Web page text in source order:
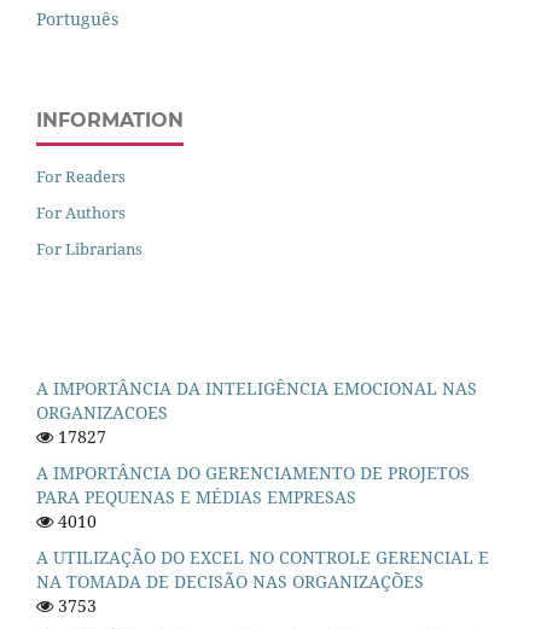
Português
INFORMATION
For Readers
For Authors
For Librarians
A IMPORTÂNCIA DA INTELIGÊNCIA EMOCIONAL NAS
ORGANIZACOES
17827
A IMPORTÂNCIA DO GERENCIAMENTO DE PROJETOS
PARA PEQUENAS E MÉDIAS EMPRESAS
4010
A UTILIZAÇÃO DO EXCEL NO CONTROLE GERENCIAL E
NA TOMADA DE DECISÃO NAS ORGANIZAÇÕES
3753